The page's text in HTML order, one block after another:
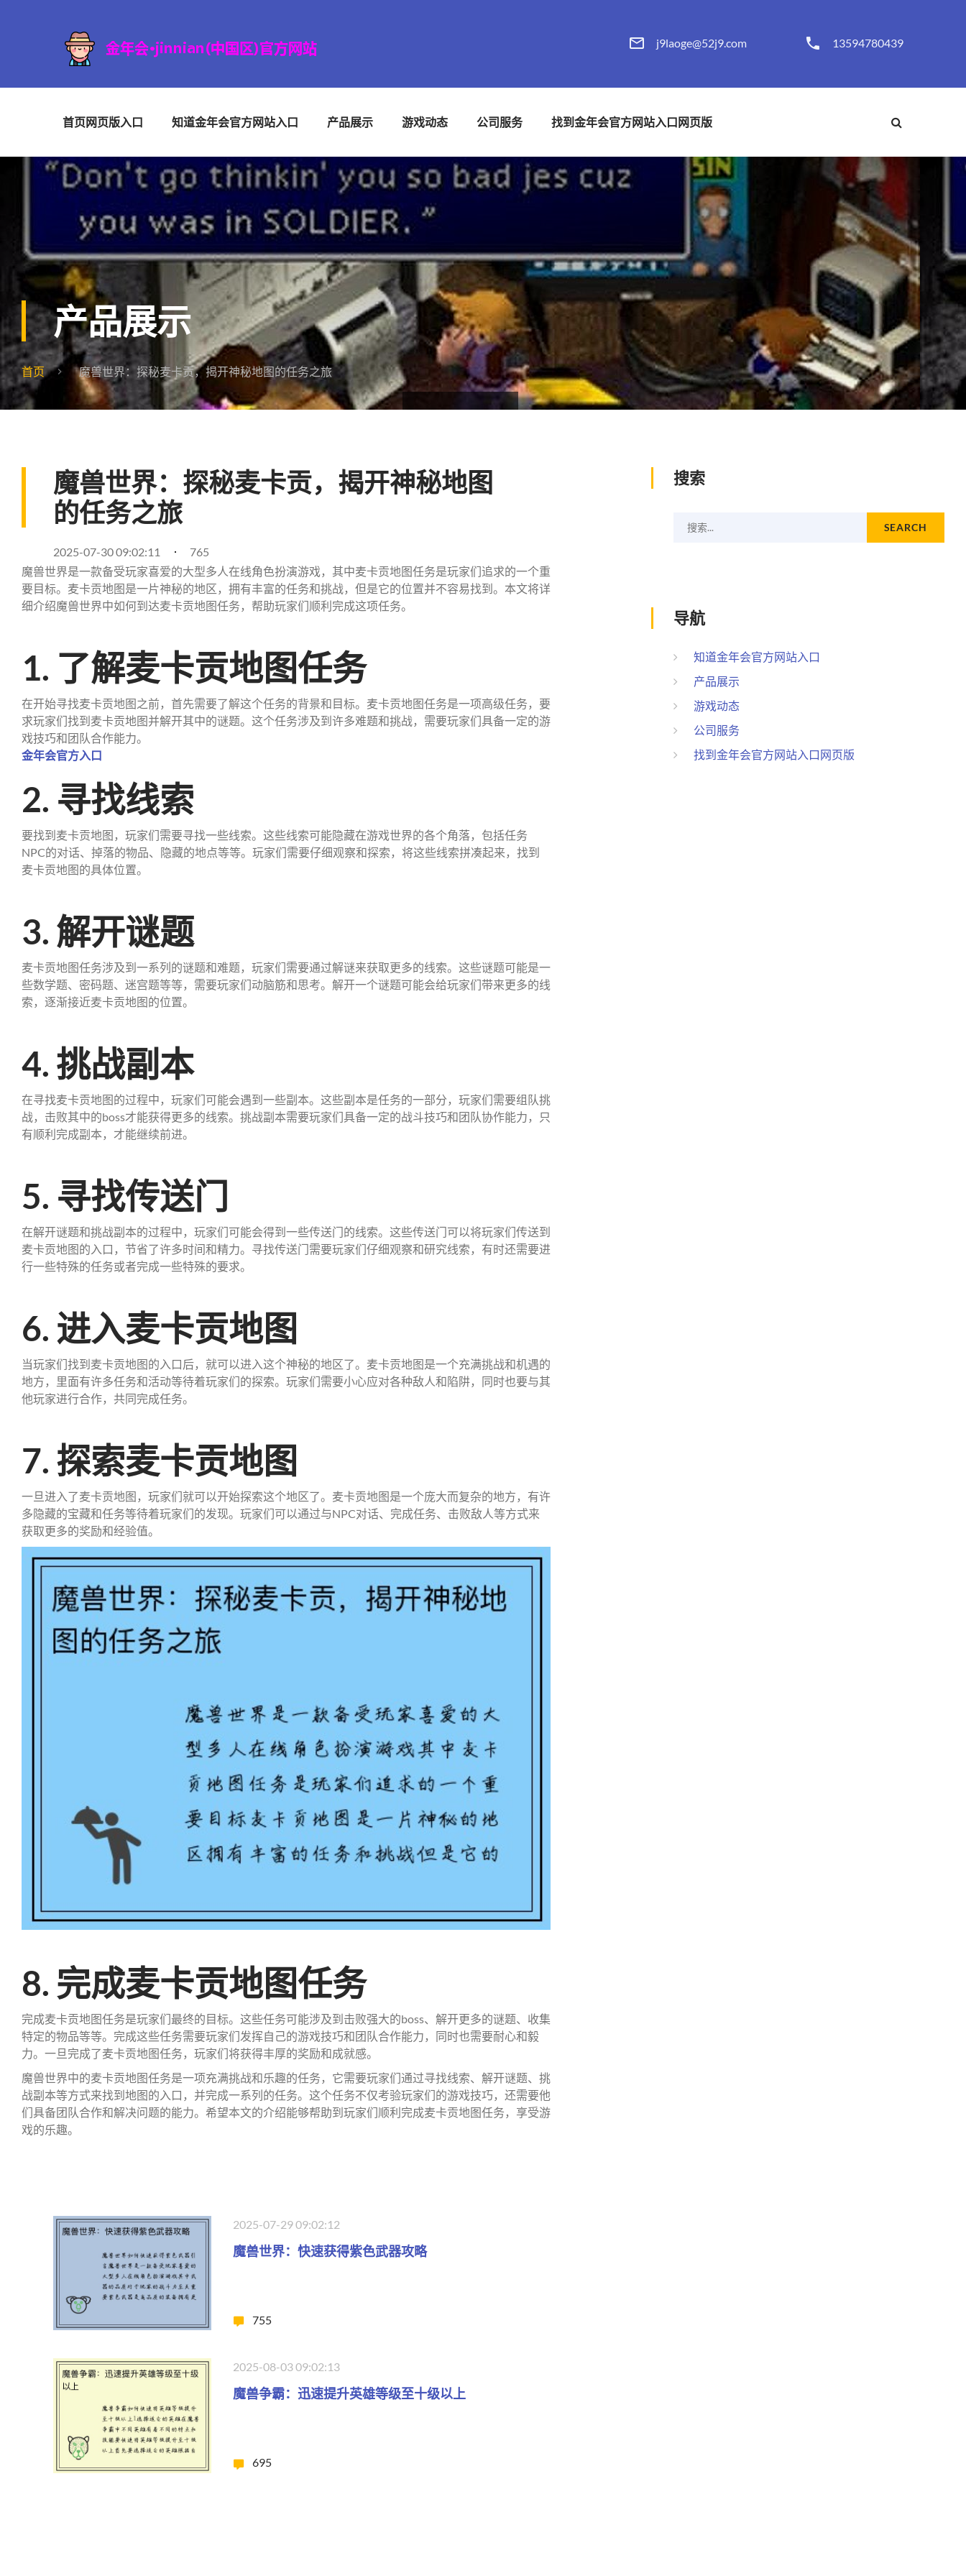
j9laoge@52j9.com 13594780439
首页网页版入口 知道金年会官方网站入口 产品展示 游戏动态 公司服务 找到金年会官方网站入口网页版
产品展示
首页 魔兽世界：探秘麦卡贡，揭开神秘地图的任务之旅
魔兽世界：探秘麦卡贡，揭开神秘地图
的任务之旅
2025-07-30 09:02:11
765
魔兽世界是一款备受玩家喜爱的大型多人在线角色扮演游戏，其中麦卡贡地图任务是玩家们追求的一个重
要目标。麦卡贡地图是一片神秘的地区，拥有丰富的任务和挑战，但是它的位置并不容易找到。本文将详
细介绍魔兽世界中如何到达麦卡贡地图任务，帮助玩家们顺利完成这项任务。
1. 了解麦卡贡地图任务
在开始寻找麦卡贡地图之前，首先需要了解这个任务的背景和目标。麦卡贡地图任务是一项高级任务，要
求玩家们找到麦卡贡地图并解开其中的谜题。这个任务涉及到许多难题和挑战，需要玩家们具备一定的游
戏技巧和团队合作能力。
金年会官方入口
2. 寻找线索
要找到麦卡贡地图，玩家们需要寻找一些线索。这些线索可能隐藏在游戏世界的各个角落，包括任务
NPC的对话、掉落的物品、隐藏的地点等等。玩家们需要仔细观察和探索，将这些线索拼凑起来，找到
麦卡贡地图的具体位置。
3. 解开谜题
麦卡贡地图任务涉及到一系列的谜题和难题，玩家们需要通过解谜来获取更多的线索。这些谜题可能是一
些数学题、密码题、迷宫题等等，需要玩家们动脑筋和思考。解开一个谜题可能会给玩家们带来更多的线
索，逐渐接近麦卡贡地图的位置。
4. 挑战副本
在寻找麦卡贡地图的过程中，玩家们可能会遇到一些副本。这些副本是任务的一部分，玩家们需要组队挑
战，击败其中的boss才能获得更多的线索。挑战副本需要玩家们具备一定的战斗技巧和团队协作能力，只
有顺利完成副本，才能继续前进。
5. 寻找传送门
在解开谜题和挑战副本的过程中，玩家们可能会得到一些传送门的线索。这些传送门可以将玩家们传送到
麦卡贡地图的入口，节省了许多时间和精力。寻找传送门需要玩家们仔细观察和研究线索，有时还需要进
行一些特殊的任务或者完成一些特殊的要求。
6. 进入麦卡贡地图
当玩家们找到麦卡贡地图的入口后，就可以进入这个神秘的地区了。麦卡贡地图是一个充满挑战和机遇的
地方，里面有许多任务和活动等待着玩家们的探索。玩家们需要小心应对各种敌人和陷阱，同时也要与其
他玩家进行合作，共同完成任务。
7. 探索麦卡贡地图
一旦进入了麦卡贡地图，玩家们就可以开始探索这个地区了。麦卡贡地图是一个庞大而复杂的地方，有许
多隐藏的宝藏和任务等待着玩家们的发现。玩家们可以通过与NPC对话、完成任务、击败敌人等方式来
获取更多的奖励和经验值。
8. 完成麦卡贡地图任务
完成麦卡贡地图任务是玩家们最终的目标。这些任务可能涉及到击败强大的boss、解开更多的谜题、收集
特定的物品等等。完成这些任务需要玩家们发挥自己的游戏技巧和团队合作能力，同时也需要耐心和毅
力。一旦完成了麦卡贡地图任务，玩家们将获得丰厚的奖励和成就感。
魔兽世界中的麦卡贡地图任务是一项充满挑战和乐趣的任务，它需要玩家们通过寻找线索、解开谜题、挑
战副本等方式来找到地图的入口，并完成一系列的任务。这个任务不仅考验玩家们的游戏技巧，还需要他
们具备团队合作和解决问题的能力。希望本文的介绍能够帮助到玩家们顺利完成麦卡贡地图任务，享受游
戏的乐趣。
2025-07-29 09:02:12
魔兽世界：快速获得紫色武器攻略
755
2025-08-03 09:02:13
魔兽争霸：迅速提升英雄等级至十级以上
695
搜索
搜索... SEARCH
导航
知道金年会官方网站入口
产品展示
游戏动态
公司服务
找到金年会官方网站入口网页版